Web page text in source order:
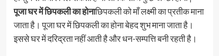
पूजा घर में छिपकली का होनाछिपकली को माँ लक्ष्मी का प्रतीक माना
जाता है। पूजा घर में छिपकली का होना बेहद शुभ माना जाता है।
इससे घर में दरिद्रता नहीं आती है और धन-सम्पत्ति बनी रहती है।